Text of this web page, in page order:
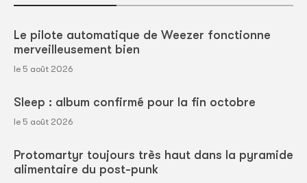
Le pilote automatique de Weezer fonctionne
merveilleusement bien
le 5 août 2026
Sleep : album confirmé pour la fin octobre
le 5 août 2026
Protomartyr toujours très haut dans la pyramide
alimentaire du post-punk